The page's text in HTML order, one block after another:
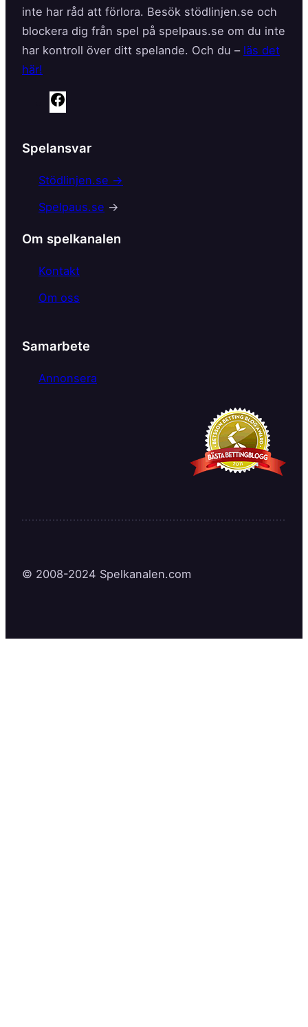
inte har råd att förlora. Besök stödlinjen.se och
blockera dig från spel på spelpaus.se om du inte
har kontroll över ditt spelande. Och du – läs det
här!
e
b
o
k
Spelansvar
Stödlinjen.se →
Spelpaus.se →
Om spelkanalen
Kontakt
Om oss
Samarbete
Annonsera
© 2008-2024 Spelkanalen.com